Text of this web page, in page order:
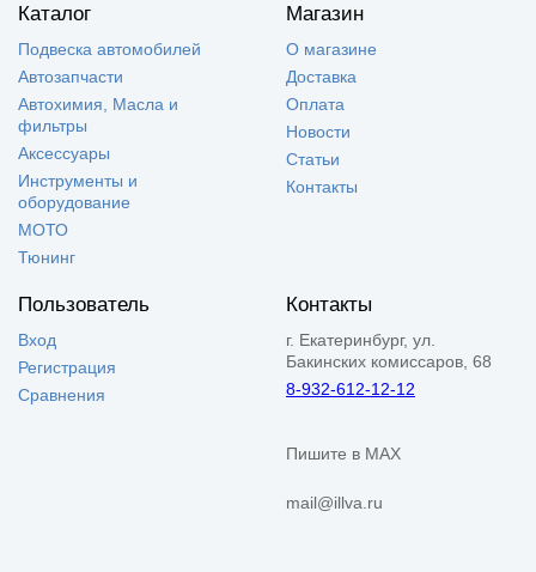
Каталог
Подвеска автомобилей
Автозапчасти
Автохимия, Масла и
фильтры
Аксессуары
Инструменты и
оборудование
МОТО
Тюнинг
Магазин
О магазине
Доставка
Оплата
Новости
Статьи
Контакты
Пользователь
Вход
Регистрация
Сравнения
Контакты
г. Екатеринбург, ул.
Бакинских комиссаров, 68
8-932-612-12-12
Пишите в MAX
mail@illva.ru